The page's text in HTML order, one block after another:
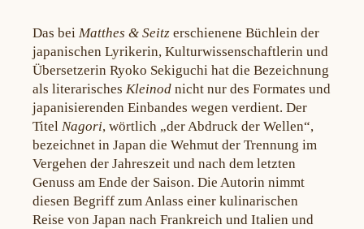
Das bei Matthes & Seitz erschienene Büchlein der
japanischen Lyrikerin, Kulturwissenschaftlerin und
Übersetzerin Ryoko Sekiguchi hat die Bezeichnung
als literarisches Kleinod nicht nur des Formates und
japanisierenden Einbandes wegen verdient. Der
Titel Nagori, wörtlich „der Abdruck der Wellen“,
bezeichnet in Japan die Wehmut der Trennung im
Vergehen der Jahreszeit und nach dem letzten
Genuss am Ende der Saison. Die Autorin nimmt
diesen Begriff zum Anlass einer kulinarischen
Reise von Japan nach Frankreich und Italien und